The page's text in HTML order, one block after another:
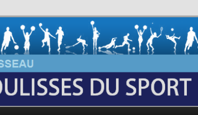
Les Coulisses du Sport